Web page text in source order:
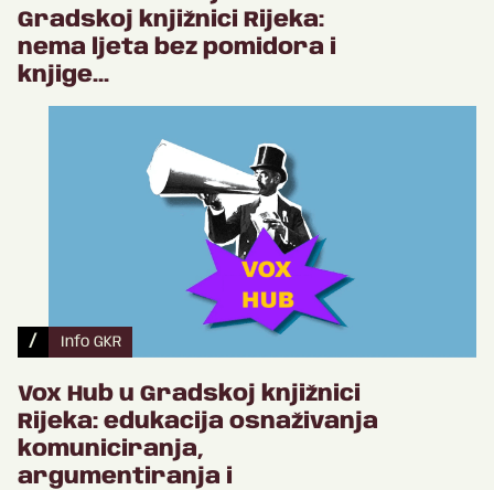
Gradskoj knjižnici Rijeka:
nema ljeta bez pomidora i
knjige...
/ Info GKR
Vox Hub u Gradskoj knjižnici
Rijeka: edukacija osnaživanja
komuniciranja,
argumentiranja i